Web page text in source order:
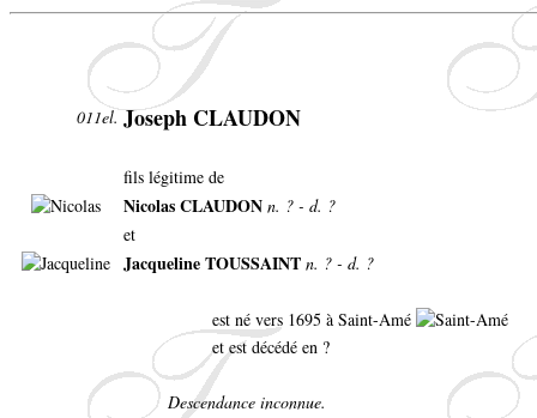
011el. Joseph CLAUDON
fils légitime de
Nicolas CLAUDON n. ? - d. ?
et
Jacqueline TOUSSAINT n. ? - d. ?
est né vers 1695 à Saint-Amé
et est décédé en ?
Descendance inconnue.